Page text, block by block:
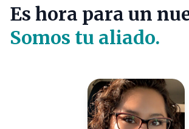
Es hora para un
Somos tu aliado.